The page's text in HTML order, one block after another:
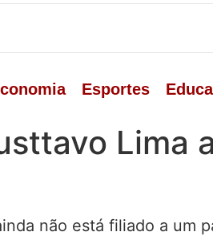
Esportes
Lima
não está filiado a um